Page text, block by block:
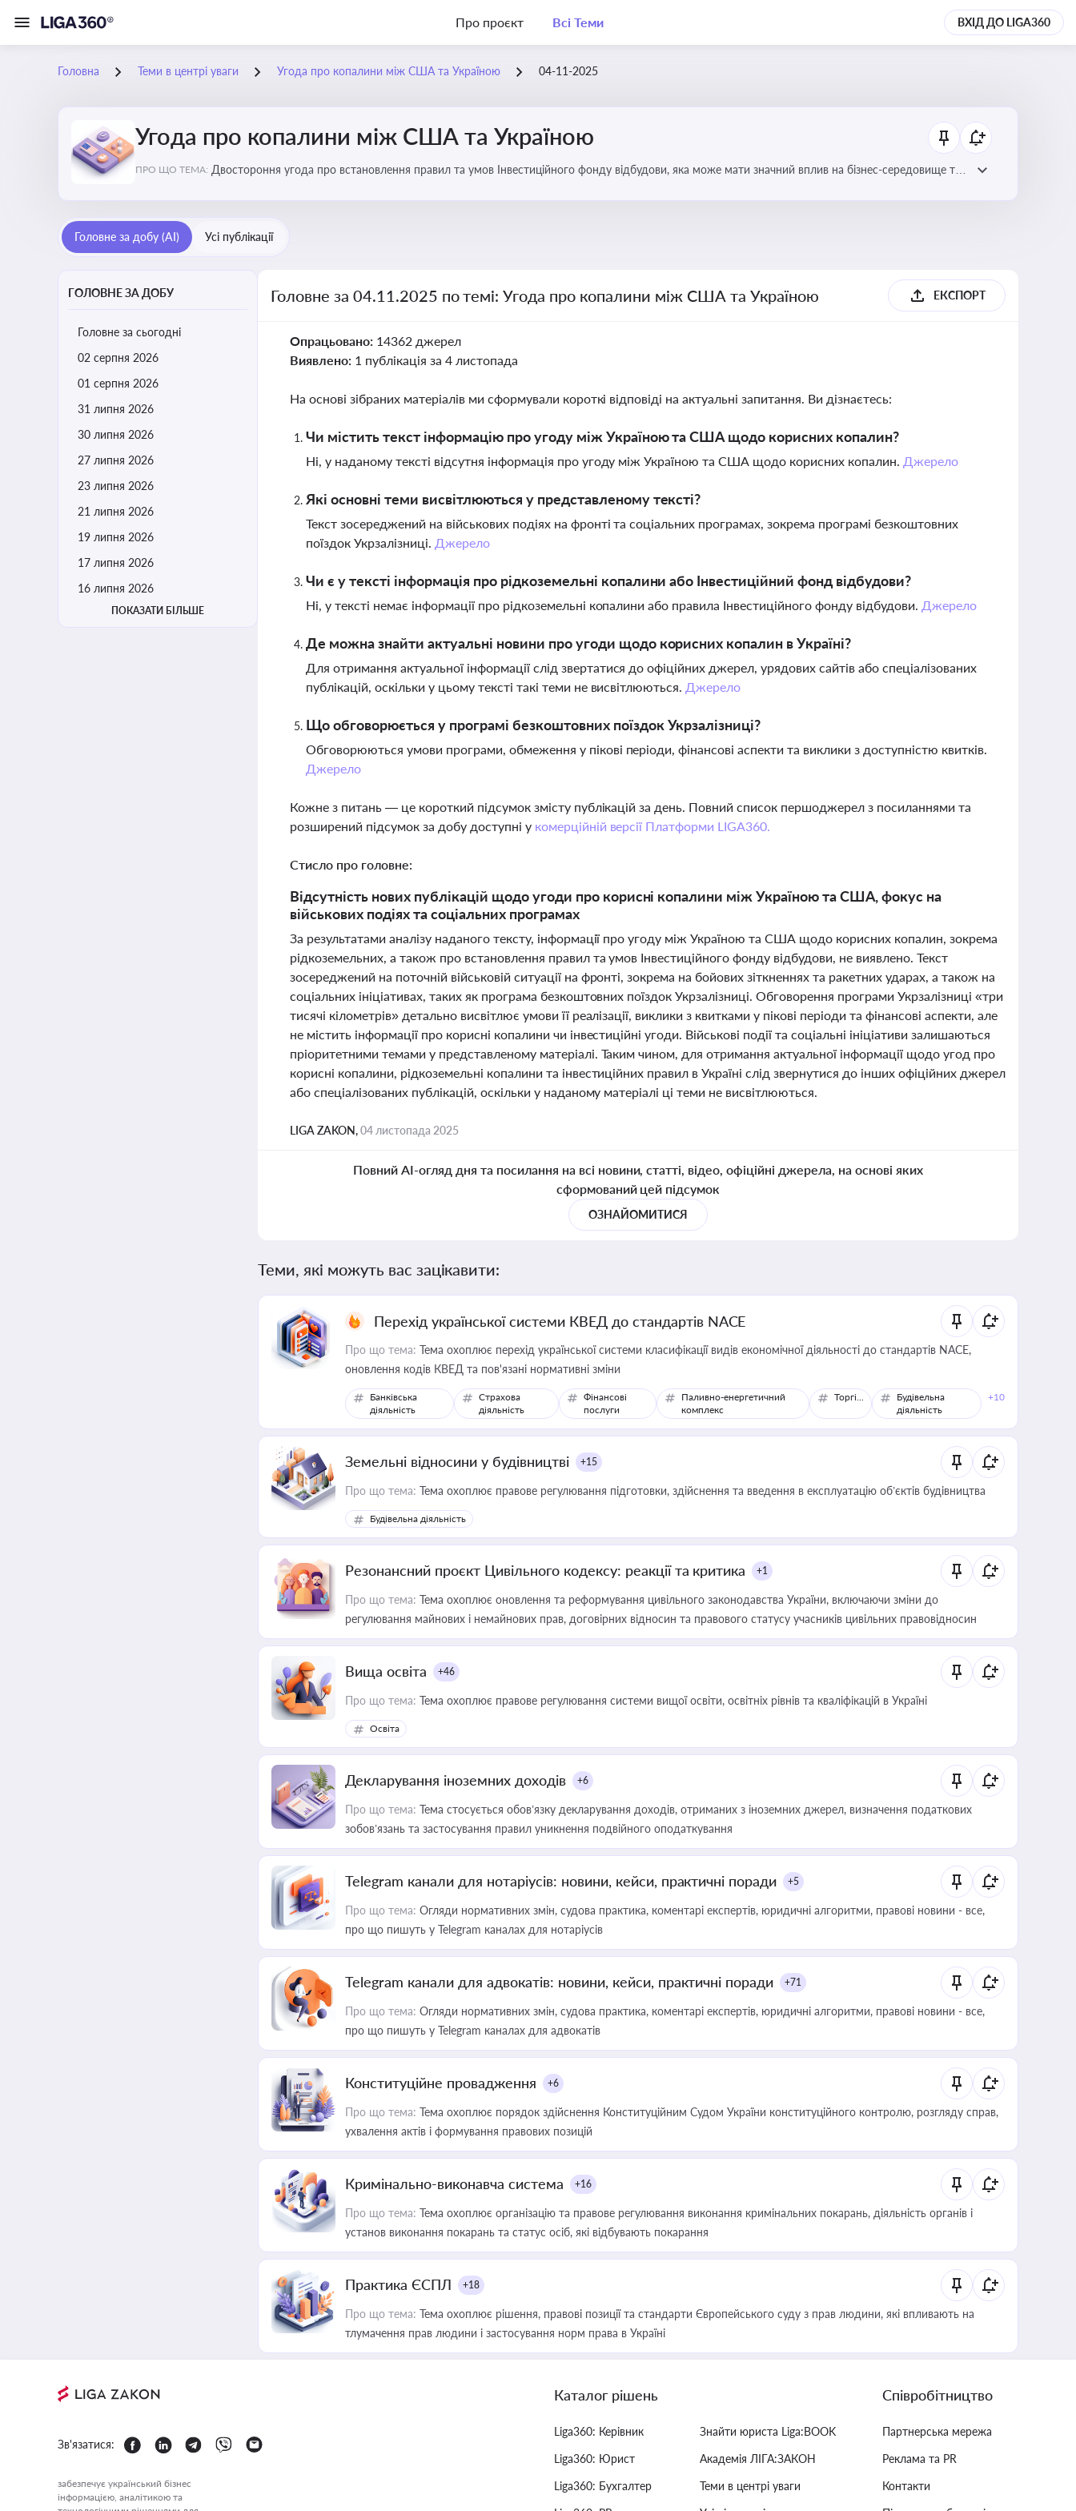
Про проєкт Всі Теми ВХІД ДО LIGA360
Головна Теми в центрі уваги Угода про копалини між США та Україною 04-11-2025
Угода про копалини між США та Україною
ПРО ЩО ТЕМА: Двостороння угода про встановлення правил та умов Інвестиційного фонду відбудови, яка може мати значний вплив на бізнес-середовище та
Головне за добу (AI) Усі публікації
ГОЛОВНЕ ЗА ДОБУ
Головне за сьогодні
02 серпня 2026
01 серпня 2026
31 липня 2026
30 липня 2026
27 липня 2026
23 липня 2026
21 липня 2026
19 липня 2026
17 липня 2026
16 липня 2026
ПОКАЗАТИ БІЛЬШЕ
Головне за 04.11.2025 по темі: Угода про копалини між США та Україною ЕКСПОРТ
Опрацьовано: 14362 джерел
Виявлено: 1 публікація за 4 листопада
На основі зібраних матеріалів ми сформували короткі відповіді на актуальні запитання. Ви дізнаєтесь:
Чи містить текст інформацію про угоду між Україною та США щодо корисних копалин?
Ні, у наданому тексті відсутня інформація про угоду між Україною та США щодо корисних копалин. Джерело
Які основні теми висвітлюються у представленому тексті?
Текст зосереджений на військових подіях на фронті та соціальних програмах, зокрема програмі безкоштовних
поїздок Укрзалізниці. Джерело
Чи є у тексті інформація про рідкоземельні копалини або Інвестиційний фонд відбудови?
Ні, у тексті немає інформації про рідкоземельні копалини або правила Інвестиційного фонду відбудови. Джерело
Де можна знайти актуальні новини про угоди щодо корисних копалин в Україні?
Для отримання актуальної інформації слід звертатися до офіційних джерел, урядових сайтів або спеціалізованих
публікацій, оскільки у цьому тексті такі теми не висвітлюються. Джерело
Що обговорюється у програмі безкоштовних поїздок Укрзалізниці?
Обговорюються умови програми, обмеження у пікові періоди, фінансові аспекти та виклики з доступністю квитків.
Джерело
Кожне з питань — це короткий підсумок змісту публікацій за день. Повний список першоджерел з посиланнями та
розширений підсумок за добу доступні у комерційній версії Платформи LIGA360.
Стисло про головне:
Відсутність нових публікацій щодо угоди про корисні копалини між Україною та США, фокус на
військових подіях та соціальних програмах
За результатами аналізу наданого тексту, інформації про угоду між Україною та США щодо корисних копалин, зокрема
рідкоземельних, а також про встановлення правил та умов Інвестиційного фонду відбудови, не виявлено. Текст
зосереджений на поточній військовій ситуації на фронті, зокрема на бойових зіткненнях та ракетних ударах, а також на
соціальних ініціативах, таких як програма безкоштовних поїздок Укрзалізниці. Обговорення програми Укрзалізниці «три
тисячі кілометрів» детально висвітлює умови її реалізації, виклики з квитками у пікові періоди та фінансові аспекти, але
не містить інформації про корисні копалини чи інвестиційні угоди. Військові події та соціальні ініціативи залишаються
пріоритетними темами у представленому матеріалі. Таким чином, для отримання актуальної інформації щодо угод про
корисні копалини, рідкоземельні копалини та інвестиційних правил в Україні слід звернутися до інших офіційних джерел
або спеціалізованих публікацій, оскільки у наданому матеріалі ці теми не висвітлюються.
LIGA ZAKON,04 листопада 2025
Повний AI-огляд дня та посилання на всі новини, статті, відео, офіційні джерела, на основі яких
сформований цей підсумок
ОЗНАЙОМИТИСЯ
Теми, які можуть вас зацікавити:
Перехід української системи КВЕД до стандартів NACE
Про що тема: Тема охоплює перехід української системи класифікації видів економічної діяльності до стандартів NACE,
оновлення кодів КВЕД та пов'язані нормативні зміни
Банківська
діяльність
Страхова
діяльність
Фінансові
послуги
Паливно-енергетичний
комплекс
Торгівля
Будівельна
діяльність
+10
Земельні відносини у будівництві +15
Про що тема: Тема охоплює правове регулювання підготовки, здійснення та введення в експлуатацію об’єктів будівництва
Будівельна діяльність
Резонансний проєкт Цивільного кодексу: реакції та критика +1
Про що тема: Тема охоплює оновлення та реформування цивільного законодавства України, включаючи зміни до
регулювання майнових і немайнових прав, договірних відносин та правового статусу учасників цивільних правовідносин
Вища освіта +46
Про що тема: Тема охоплює правове регулювання системи вищої освіти, освітніх рівнів та кваліфікацій в Україні
Освіта
Декларування іноземних доходів +6
Про що тема: Тема стосується обов’язку декларування доходів, отриманих з іноземних джерел, визначення податкових
зобов’язань та застосування правил уникнення подвійного оподаткування
Telegram канали для нотаріусів: новини, кейси, практичні поради +5
Про що тема: Огляди нормативних змін, судова практика, коментарі експертів, юридичні алгоритми, правові новини - все,
про що пишуть у Telegram каналах для нотаріусів
Telegram канали для адвокатів: новини, кейси, практичні поради +71
Про що тема: Огляди нормативних змін, судова практика, коментарі експертів, юридичні алгоритми, правові новини - все,
про що пишуть у Telegram каналах для адвокатів
Конституційне провадження +6
Про що тема: Тема охоплює порядок здійснення Конституційним Судом України конституційного контролю, розгляду справ,
ухвалення актів і формування правових позицій
Кримінально-виконавча система +16
Про що тема: Тема охоплює організацію та правове регулювання виконання кримінальних покарань, діяльність органів і
установ виконання покарань та статус осіб, які відбувають покарання
Практика ЄСПЛ +18
Про що тема: Тема охоплює рішення, правові позиції та стандарти Європейського суду з прав людини, які впливають на
тлумачення прав людини і застосування норм права в Україні
Зв'язатися:
забезпечує український бізнес
інформацією, аналітикою та
Каталог рішень
Liga360: Керівник
Liga360: Юрист
Liga360: Бухгалтер
Знайти юриста Liga:BOOK
Академія ЛІГА:ЗАКОН
Теми в центрі уваги
Співробітництво
Партнерська мережа
Реклама та PR
Контакти